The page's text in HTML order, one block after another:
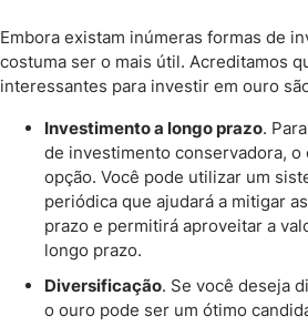
Embora existam inúmeras formas de
costuma ser o mais útil. Acreditamos
interessantes para investir em ouro
Investimento a longo prazo.
de investimento conservadora, o
opção. Você pode utilizar um
periódica que ajudará a mitigar
prazo e permitirá aproveitar a
longo prazo.
Diversificação. Se você deseja
o ouro pode ser um ótimo